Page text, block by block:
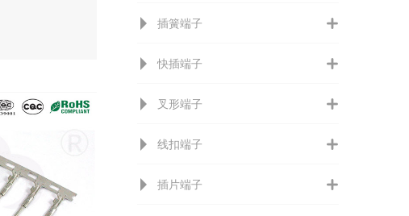
插簧端子
快插端子
叉形端子
线扣端子
插片端子